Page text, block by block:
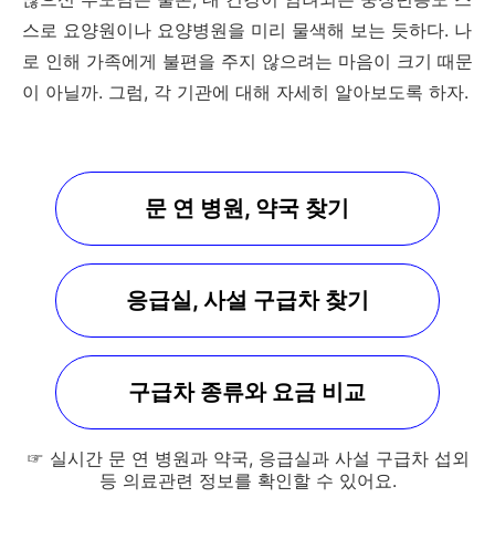
스로 요양원이나 요양병원을 미리 물색해 보는 듯하다. 나
로 인해 가족에게 불편을 주지 않으려는 마음이 크기 때문
이 아닐까. 그럼, 각 기관에 대해 자세히 알아보도록 하자.
문 연 병원, 약국 찾기
응급실, 사설 구급차 찾기
구급차 종류와 요금 비교
☞ 실시간 문 연 병원과 약국, 응급실과 사설 구급차 섭외
등 의료관련 정보를 확인할 수 있어요.